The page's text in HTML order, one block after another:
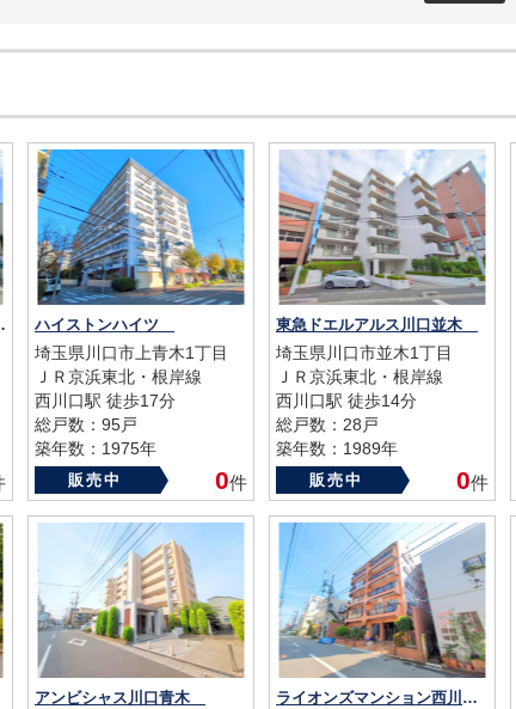
町公園 ハイストンハイツ
埼玉県川口市上青木1丁目
ＪＲ京浜東北・根岸線
西川口駅 徒歩17分
総戸数：95戸
築年数：1975年
販売中 0件
東急ドエルアルス川口並木
埼玉県川口市並木1丁目
ＪＲ京浜東北・根岸線
西川口駅 徒歩14分
総戸数：28戸
築年数：1989年
販売中 0件
アンビシャス川口青木 ライオンズマンション西川口